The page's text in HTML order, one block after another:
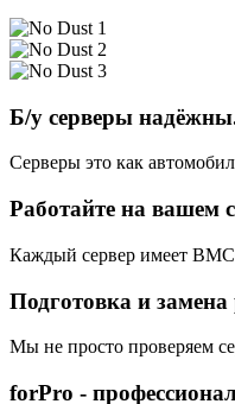
Б/у серверы
Серверы это как
Работайте на вашем
Каждый сервер имеет
Подготовка и замена
Мы не просто проверяем
forPro -